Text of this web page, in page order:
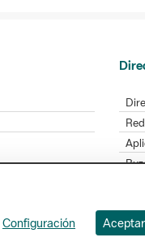
Badajoz, 49. 08005
Configuración